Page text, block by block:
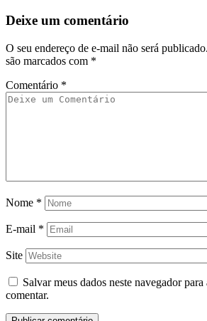
Deixe um comentário
O seu endereço de e-mail não será publicado.
são marcados com *
Comentário *
Nome *
E-mail *
Site
Salvar meus dados neste navegador
comentar.